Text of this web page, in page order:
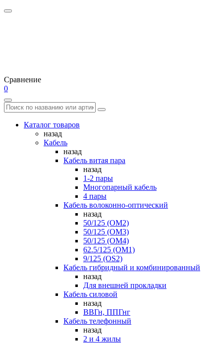
Сравнение
0
Каталог товаров
назад
Кабель
назад
Кабель витая пара
назад
1-2 пары
Многопарный кабель
4 пары
Кабель волоконно-оптический
назад
50/125 (OM2)
50/125 (OM3)
50/125 (OM4)
62.5/125 (OM1)
9/125 (OS2)
Кабель гибридный и комбинированный
назад
Для внешней прокладки
Кабель силовой
назад
ВВГн, ППГнг
Кабель телефонный
назад
2 и 4 жилы